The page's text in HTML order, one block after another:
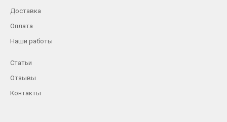
Доставка
Оплата
Наши работы
Статьи
Отзывы
Контакты